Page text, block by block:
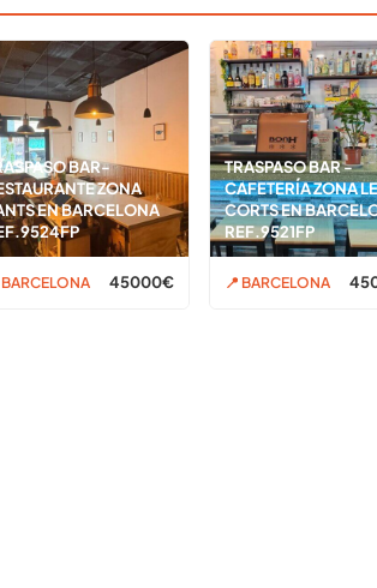
BAR-
ZONA
EN BARCELONA
BARCELONA 45000€
TRASPASO BAR -
CAFETERÍA ZONA
CORTS EN
REF.9521FP
📍 BARCELONA